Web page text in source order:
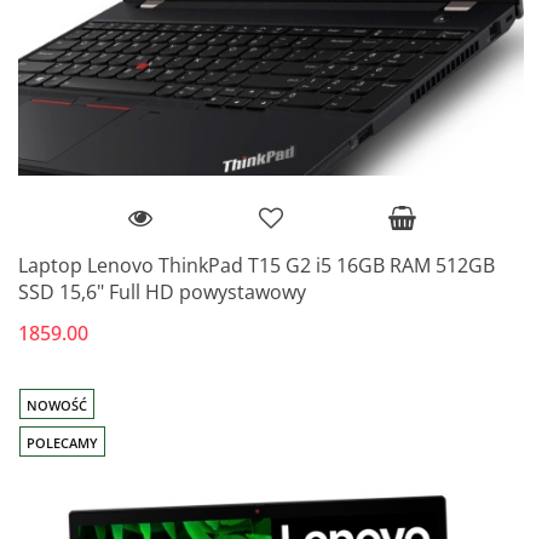
Laptop Lenovo ThinkPad T15 G2 i5 16GB RAM 512GB
SSD 15,6" Full HD powystawowy
1859.00
NOWOŚĆ
POLECAMY